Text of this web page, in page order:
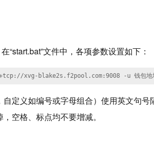
“start.bat”文件中，各项参数设置如下：
xvg-blake2s.f2pool.com:9008 -u 钱包地
定义如编号或字母组合）使用英文句号
空格、标点均不要增减。